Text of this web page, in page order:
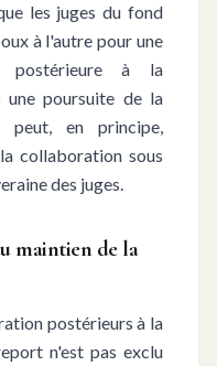
les juges du fond
à l'autre pour une
postérieure à la
une poursuite de la
en principe,
collaboration sous
des juges.
maintien de la
postérieurs à la
n'est pas exclu